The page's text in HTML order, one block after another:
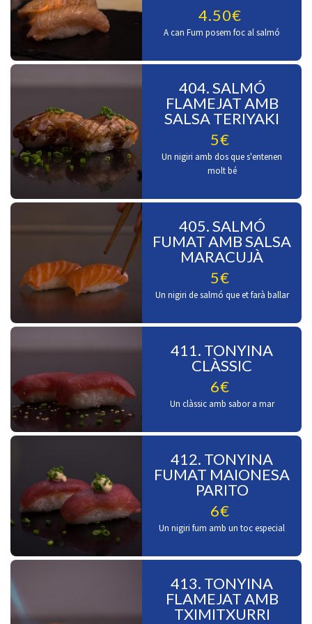
4.50€
A can Fum posem foc al salmó
404. SALMÓ
FLAMEJAT AMB
SALSA TERIYAKI
5€
Un nigiri amb dos que s'entenen
molt bé
405. SALMÓ
FUMAT AMB SALSA
MARACUJÀ
5€
Un nigiri de salmó que et farà ballar
411. TONYINA
CLÀSSIC
6€
Un clàssic amb sabor a mar
412. TONYINA
FUMAT MAIONESA
PARITO
6€
Un nigiri fum amb un toc especial
413. TONYINA
FLAMEJAT AMB
TXIMITXURRI